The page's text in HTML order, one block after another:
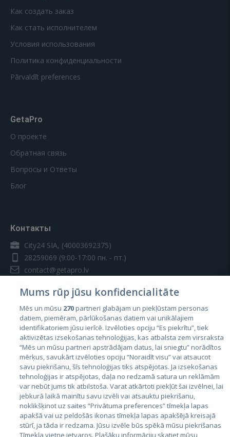
Как создать заказ
Как стать исполнителем
Условия использования
Политика конфиденциальности
Pārvaldīt preferences
GetaPro
О проекте
Обратная связь
Вопросы и Ответы
Блог
Контакты
City24 SIA, (40003692375)
28259069 (9:00-17:00 пн. - пт.)
contact@getapro.lv
Страны
Эстония
Латвия
Литва
Mums rūp jūsu konfidencialitāte
Mēs un mūsu 270partneri glabājam un piekļūstam personas
datiem, piemēram, pārlūkošanas datiem vai unikālajiem
identifikatoriem jūsu ierīcē. Izvēloties opciju “Es piekrītu”, tiek
aktivizētas izsekošanas tehnoloģijas, kas atbalsta zem virsraksta
“Mēs un mūsu partneri apstrādājam datus, lai sniegtu” norādītos
mērķus, savukārt izvēloties opciju “Noraidīt visu” vai atsaucot
savu piekrišanu, šīs tehnoloģijas tiks atspējotas. Ja izsekošanas
tehnoloģijas ir atspējotas, daļa no redzamā satura un reklāmām
var nebūt jums tik atbilstoša. Varat atkārtoti piekļūt šai izvēlnei, lai
jebkurā laikā mainītu savu izvēli vai atsauktu piekrišanu,
noklikšķinot uz saites “Privātuma preferences” tīmekļa lapas
apakšā vai uz peldošās ikonas tīmekļa lapas apakšējā kreisajā
stūrī, ja tāda ir redzama. Jūsu izvēle būs spēkā mūsu piekrišanas
Tīmekļa vietne ietvaros. Plašāku informāciju skatiet mūsu